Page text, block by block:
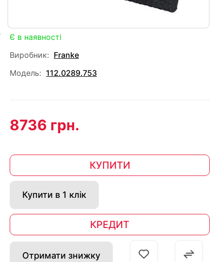
Є в наявності
Виробник: Franke
Модель: 112.0289.753
8736 грн.
КУПИТИ
Купити в 1 клік
КРЕДИТ
Отримати знижку